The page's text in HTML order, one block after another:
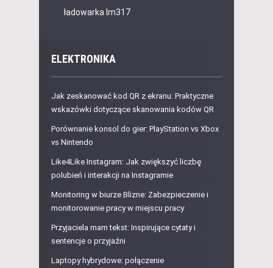
ładowarka lm317
ELEKTRONIKA
Jak zeskanować kod QR z ekranu: Praktyczne
wskazówki dotyczące skanowania kodów QR
Porównanie konsol do gier: PlayStation vs Xbox
vs Nintendo
Like4Like Instagram: Jak zwiększyć liczbę
polubień i interakcji na Instagramie
Monitoring w biurze Blizne: Zabezpieczenie i
monitorowanie pracy w miejscu pracy
Przyjaciela mam tekst: Inspirujące cytaty i
sentencje o przyjaźni
Laptopy hybrydowe: połączenie